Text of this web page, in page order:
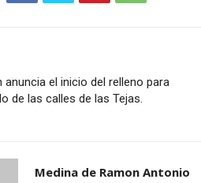
anuncia el inicio del relleno para
de las calles de las Tejas.
Medina de Ramon Antonio